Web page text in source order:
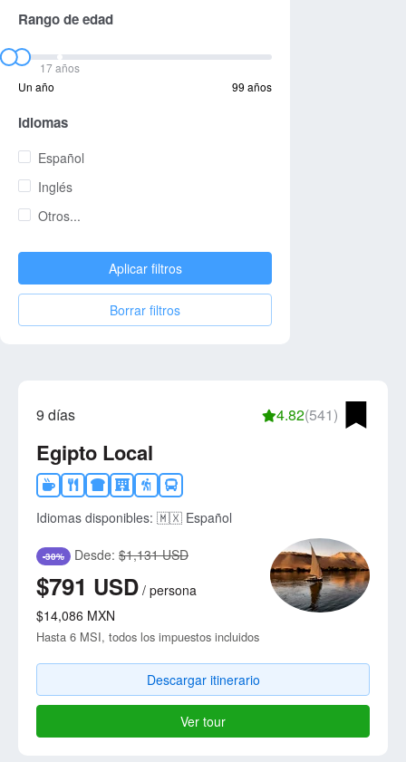
Rango de edad
17 años
Un año
99 años
Idiomas
Español
Inglés
Otros...
Aplicar filtros
Borrar filtros
9 días 4.82(541)
Egipto Local
Idiomas disponibles: 🇲🇽 Español
-30% Desde: $1,131 USD
$791 USD / persona
$14,086 MXN
Hasta 6 MSI, todos los impuestos incluidos
Descargar itinerario
Ver tour